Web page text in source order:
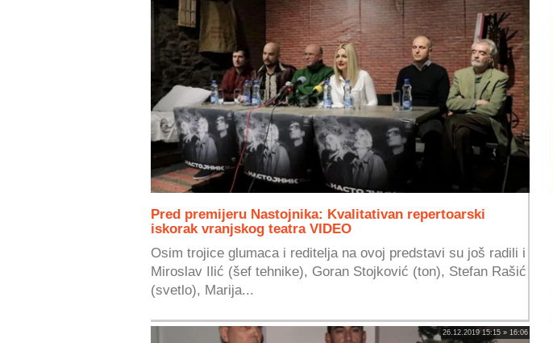
Pred premijeru Nastojnika: Kvalitativan repertoarski
iskorak vranjskog teatra VIDEO
Osim trojice glumaca i reditelja na ovoj predstavi su još radili i
Miroslav Ilić (šef tehnike), Goran Stojković (ton), Stefan Rašić
(svetlo), Marija...
26.12.2019 15:15 » 16:06